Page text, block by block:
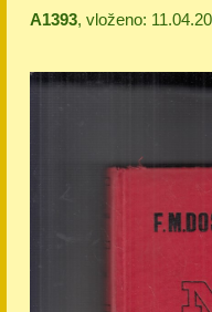
A1393, vloženo: